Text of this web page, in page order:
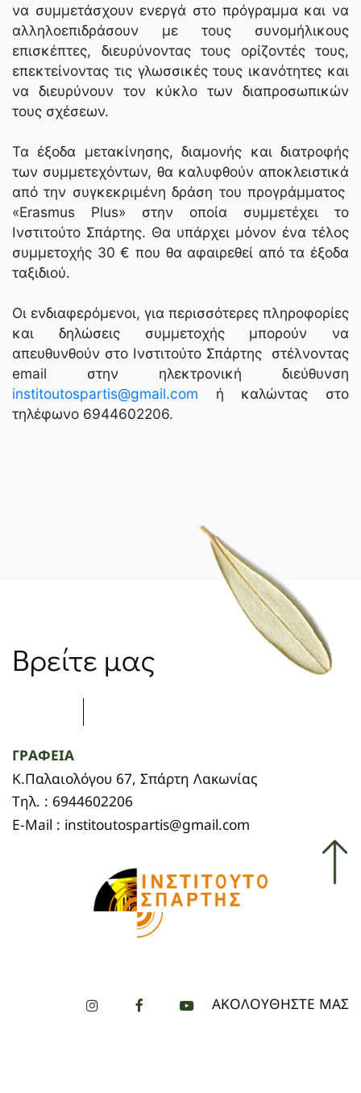
να συμμετάσχουν ενεργά στο πρόγραμμα και να
αλληλοεπιδράσουν με τους συνομήλικους
επισκέπτες, διευρύνοντας τους ορίζοντές τους,
επεκτείνοντας τις γλωσσικές τους ικανότητες και
να διευρύνουν τον κύκλο των διαπροσωπικών
τους σχέσεων.
Τα έξοδα μετακίνησης, διαμονής και διατροφής
των συμμετεχόντων, θα καλυφθούν αποκλειστικά
από την συγκεκριμένη δράση του προγράμματος
«Erasmus Plus» στην οποία συμμετέχει το
Ινστιτούτο Σπάρτης. Θα υπάρχει μόνον ένα τέλος
συμμετοχής 30 € που θα αφαιρεθεί από τα έξοδα
ταξιδιού.
Οι ενδιαφερόμενοι, για περισσότερες πληροφορίες
και δηλώσεις συμμετοχής μπορούν να
απευθυνθούν στο Ινστιτούτο Σπάρτης στέλνοντας
email στην ηλεκτρονική διεύθυνση
institoutospartis@gmail.com ή καλώντας στο
τηλέφωνο 6944602206.
Βρείτε μας
ΓΡΑΦΕΙΑ
Κ.Παλαιολόγου 67, Σπάρτη Λακωνίας
Τηλ. : 6944602206
E-Mail : institoutospartis@gmail.com
ΑΚΟΛΟΥΘΗΣΤΕ ΜΑΣ